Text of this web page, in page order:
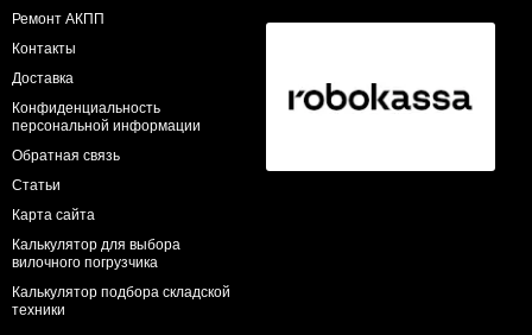
Ремонт АКПП
Контакты
Доставка
Конфиденциальность
персональной информации
Обратная связь
Статьи
Карта сайта
Калькулятор для выбора
вилочного погрузчика
Калькулятор подбора складской
техники